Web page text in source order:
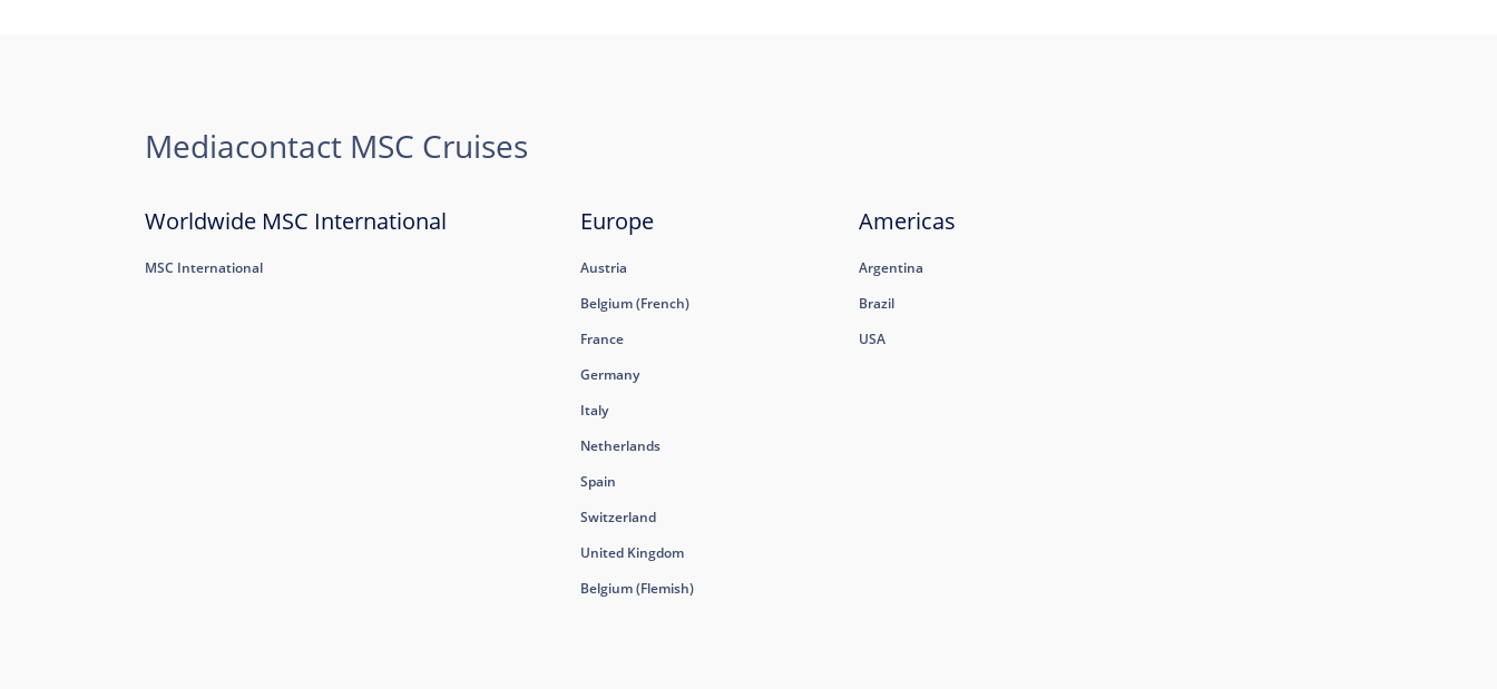
Mediacontact MSC Cruises
Worldwide MSC International
MSC International
Europe
Austria
Belgium (French)
France
Germany
Italy
Netherlands
Spain
Switzerland
United Kingdom
Belgium (Flemish)
Americas
Argentina
Brazil
USA